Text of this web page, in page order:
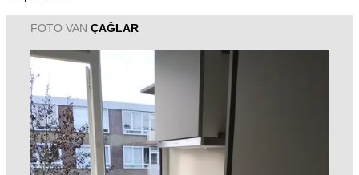
FOTO VAN ÇAĞLAR